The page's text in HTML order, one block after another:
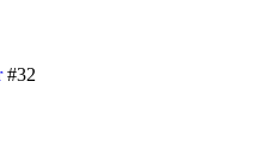
#32